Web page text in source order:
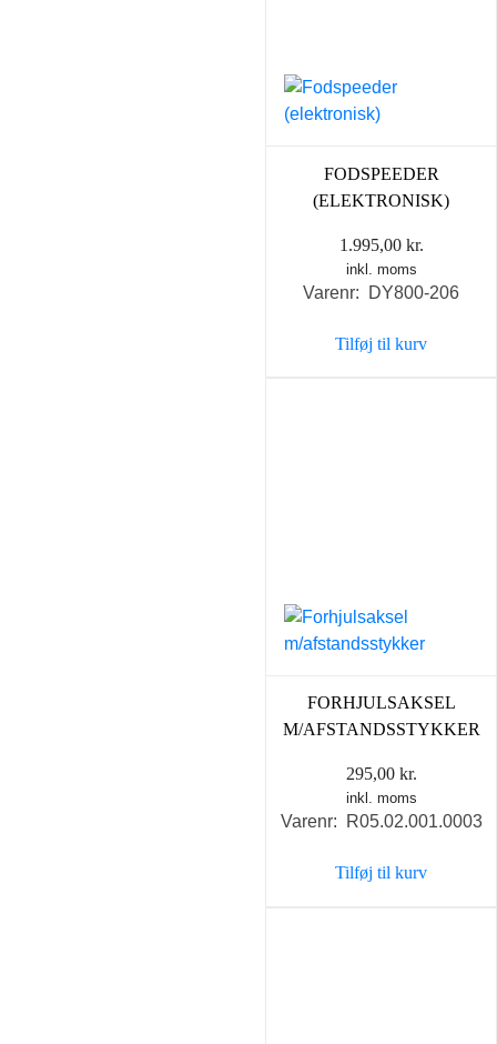
FODSPEEDER
(ELEKTRONISK)
1.995,00 kr.
inkl. moms
Varenr: DY800-206
Tilføj til kurv
FORHJULSAKSEL
M/AFSTANDSSTYKKER
295,00 kr.
inkl. moms
Varenr: R05.02.001.0003
Tilføj til kurv